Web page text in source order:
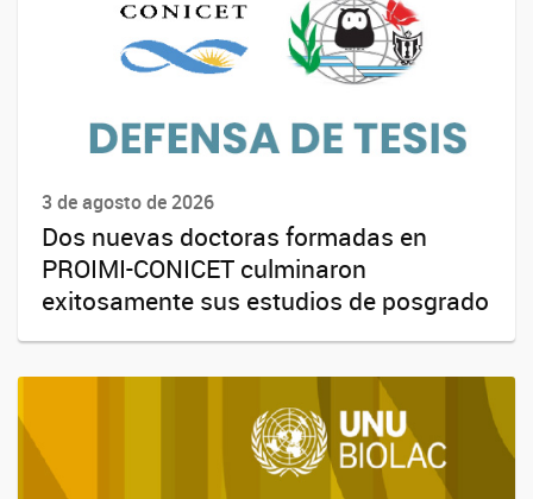
3 de agosto de 2026
Dos nuevas doctoras formadas en
PROIMI-CONICET culminaron
exitosamente sus estudios de posgrado